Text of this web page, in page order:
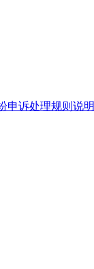
申诉处理规则说明